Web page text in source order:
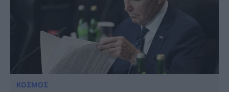
ΚΟΣΜΟΣ